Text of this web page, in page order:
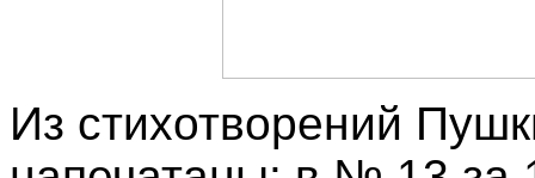
Из стихотворений